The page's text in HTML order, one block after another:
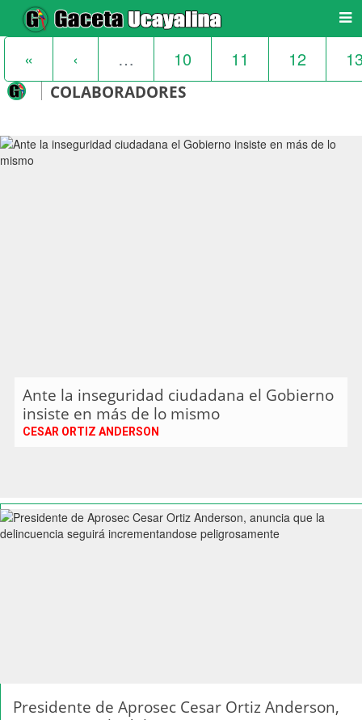
« ‹ … 10 11 12
COLABORADORES
Ante la inseguridad ciudadana el Gobierno
insiste en más de lo mismo
CESAR ORTIZ ANDERSON
Presidente de Aprosec Cesar Ortiz Anderson,